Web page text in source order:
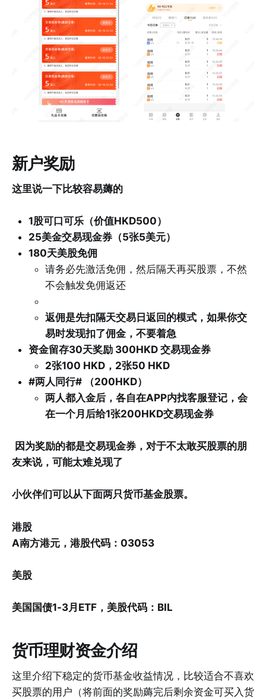
新户奖励
这里说一下比较容易薅的
1股可口可乐（价值HKD500）
25美金交易现金券（5张5美元）
180天美股免佣
请务必先激活免佣，然后隔天再买股票，不然
不会触发免佣返还
返佣是先扣隔天交易日返回的模式，如果你交
易时发现扣了佣金，不要着急
资金留存30天奖励 300HKD 交易现金券
2张100 HKD，2张50 HKD
#两人同行# （200HKD）
两人都入金后，各自在APP内找客服登记，会
在一个月后给1张200HKD交易现金券
因为奖励的都是交易现金券，对于不太敢买股票的朋
友来说，可能太难兑现了
小伙伴们可以从下面两只货币基金股票。
港股
A南方港元，港股代码：03053
美股
美国国债1-3月ETF，美股代码：BIL
货币理财资金介绍
这里介绍下稳定的货币基金收益情况，比较适合不喜欢
买股票的用户（将前面的奖励薅完后剩余资金可买入货